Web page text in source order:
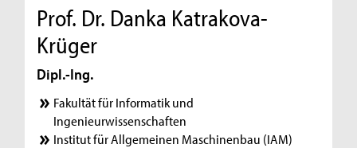
Prof. Dr. Danka Katrakova-
Krüger
Dipl.-Ing.
Fakultät für Informatik und
Ingenieurwissenschaften
Institut für Allgemeinen Maschinenbau (IAM)